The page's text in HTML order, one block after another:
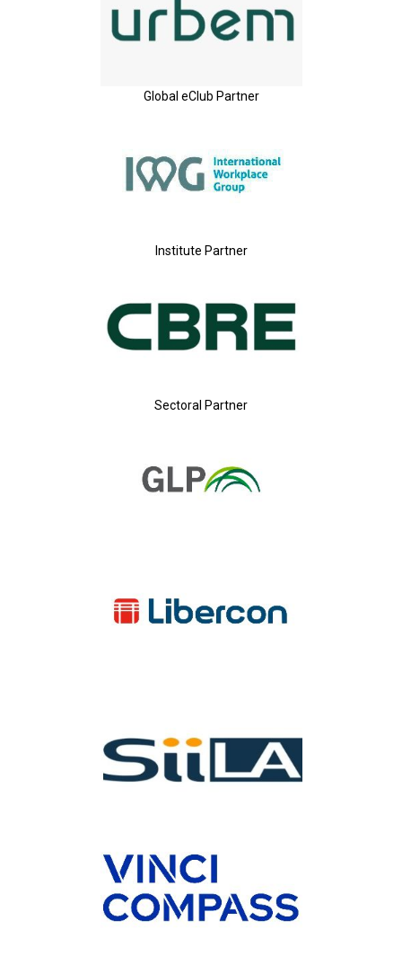
Global eClub Partner
Institute Partner
Sectoral Partner